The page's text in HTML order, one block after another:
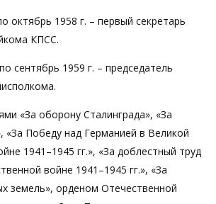
октябрь 1958 г. – первый секретарь
КПСС.
сентябрь 1959 г. – председатель
«За оборону Сталинграда», «За
Победу над Германией в Великой
1941–1945 гг.», «За доблестный труд
войне 1941–1945 гг.», «За
земель», орденом Отечественной